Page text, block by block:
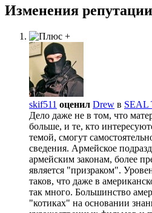
Изменения репутации
skif511 оценил Drew в SEAL
Дело даже не в том, что
больше, и те, кто
темой, смогут
сведения. Армейское
армейским законам, более
является "призраком".
таков, что даже в
так много. Большинство
"котиках" на основании